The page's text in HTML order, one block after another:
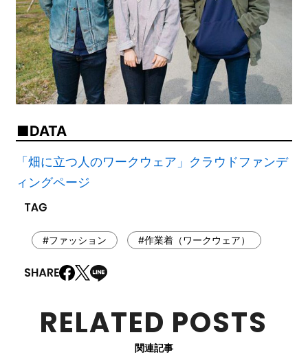
DATA
「畑に立つ人のワークウェア」クラウドファンデ
ィングページ
#ファッション #作業着（ワークウェア）
RELATED POSTS
関連記事